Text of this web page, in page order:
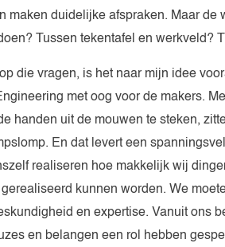
maken duidelijke afspraken. Maar
Tussen tekentafel en werkveld?
die vragen, is het naar mijn idee
met oog voor de makers.
handen uit de mouwen te steken,
En dat levert een
realiseren hoe makkelijk wij
kunnen worden. We
en expertise. Vanuit ons
en belangen een rol hebben